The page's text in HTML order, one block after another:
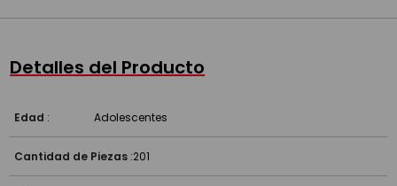
¿Es compatible con otros Lego?
Detalles del Producto
Edad : Adolescentes
Cantidad de Piezas :201